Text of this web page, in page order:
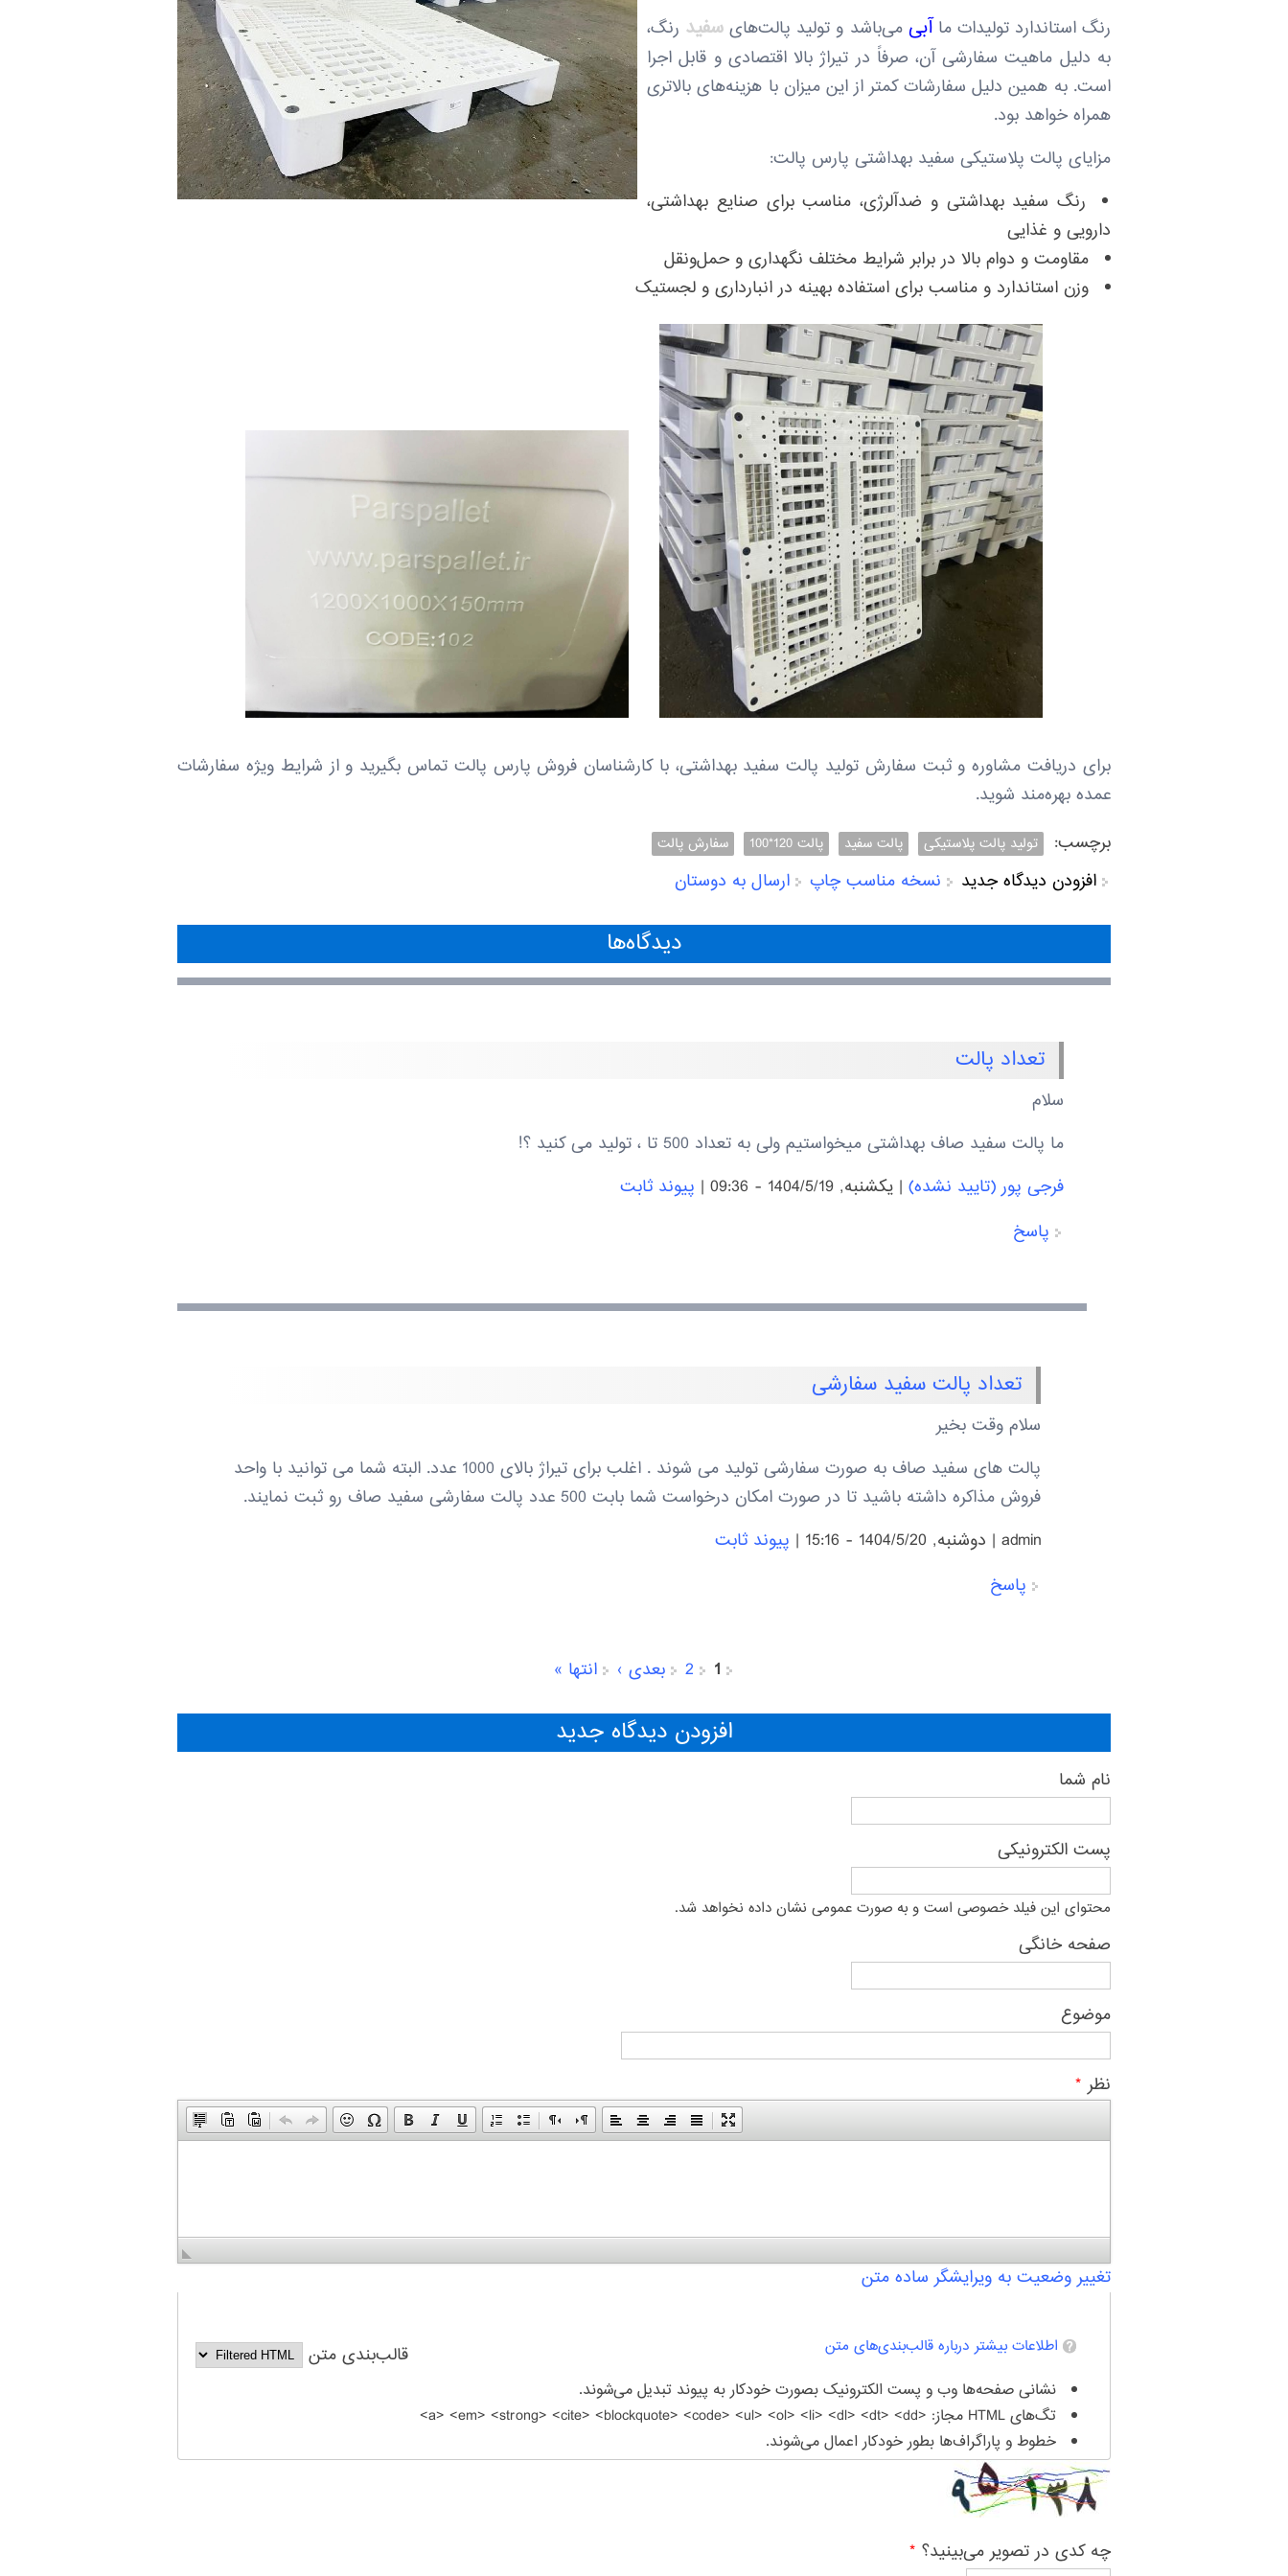
رنگ استاندارد تولیدات ماآبی می‌باشد و تولید پالت‌های سفید رنگ،
به دلیل ماهیت سفارشی آن، صرفاً در تیراژ بالا اقتصادی و قابل اجرا
است. به همین دلیل سفارشات کمتر از این میزان با هزینه‌های بالاتری
همراه خواهد بود.
مزایای پالت پلاستیکی سفید بهداشتی پارس پالت:
رنگ سفید بهداشتی و ضدآلرژی، مناسب برای صنایع بهداشتی،
دارویی و غذایی
مقاومت و دوام بالا در برابر شرایط مختلف نگهداری و حمل‌ونقل
وزن استاندارد و مناسب برای استفاده بهینه در انبارداری و لجستیک
برای دریافت مشاوره و ثبت سفارش تولید پالت سفید بهداشتی، با کارشناسان فروش پارس پالت تماس بگیرید و از شرایط ویژه سفارشات
عمده بهره‌مند شوید.
برچسب:
تولید پالت پلاستیکی پالت سفید پالت 120*100 سفارش پالت
افزودن دیدگاه جدید نسخه مناسب چاپ ارسال به دوستان
دیدگاه‌ها
تعداد پالت
سلام
ما پالت سفید صاف بهداشتی میخواستیم ولی به تعداد 500 تا ، تولید می کنید ؟!
فرجی پور (تایید نشده)| يكشنبه, 1404/5/19 - 09:36 | پیوند ثابت
پاسخ
تعداد پالت سفید سفارشی
سلام وقت بخیر
پالت های سفید صاف به صورت سفارشی تولید می شوند . اغلب برای تیراژ بالای 1000 عدد. البته شما می توانید با واحد
فروش مذاکره داشته باشید تا در صورت امکان درخواست شما بابت 500 عدد پالت سفارشی سفید صاف رو ثبت نمایند.
admin
| دوشنبه, 1404/5/20 - 15:16 | پیوند ثابت
پاسخ
صفحه‌ها
1
2 بعدی › انتها »
افزودن دیدگاه جدید
نام شما
پست الکترونیکی
محتوای این فیلد خصوصی است و به صورت عمومی نشان داده نخواهد شد.
صفحه خانگی
موضوع
نظر *
تغییر وضعیت به ویرایشگر ساده متن
اطلاعات بیشتر درباره قالب‌بندی‌های متن قالب‌بندی متن
نشانی صفحه‌ها وب و پست الکترونیک بصورت خودکار به پیوند تبدیل می‌شوند.
تگ‌های HTML مجاز: <a> <em> <strong> <cite> <blockquote> <code> <ul> <ol> <li> <dl> <dt> <dd>
خطوط و پاراگراف‌ها بطور خودکار اعمال می‌شوند.
چه کدی در تصویر می‌بینید؟ *